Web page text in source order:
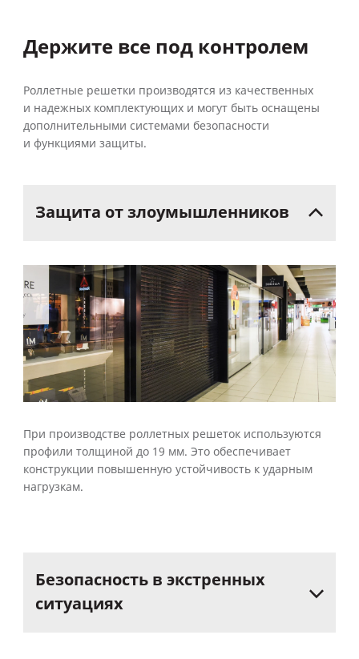
Держите все под контролем
Роллетные решетки производятся из качественных
и надежных комплектующих и могут быть оснащены
дополнительными системами безопасности
и функциями защиты.
Защита отзлоумышленников
При производстве роллетных решеток используются
профили толщиной до 19 мм. Это обеспечивает
конструкции повышенную устойчивость к ударным
нагрузкам.
Безопасность в экстренных
ситуациях